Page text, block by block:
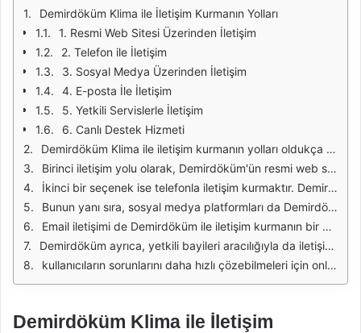
Demirdöküm Klima ile İletişim Kurmanın Yolları
1. Resmi Web Sitesi Üzerinden İletişim
2. Telefon ile İletişim
3. Sosyal Medya Üzerinden İletişim
4. E-posta İle İletişim
5. Yetkili Servislerle İletişim
6. Canlı Destek Hizmeti
Demirdöküm Klima ile iletişim kurmanın yolları oldukça çeşitlidir. Müşterilerin ihtiyaçlarına hızlı ve etkin bir şekilde karşılık vermek için farklı iletişim kanalları sunulmaktadır. Bu kanallar sayesinde kullanıcılar, ürünlerle ilgili sorularını sorabilir, teknik destek alabilir veya ürün siparişi verebilirler. Her bir iletişim yolu, farklı bir kitleye hitap etmekte ve müşterilerin beklentilerini karşılamaktadır.
Birinci iletişim yolu olarak, Demirdöküm'ün resmi web sitesi öne çıkmaktadır. Web sitesinde, ürünler hakkında detaylı bilgilere ulaşabilir, sıkça sorulan sorular bölümünden merak ettiğiniz konulara yanıt bulabilirsiniz. Ayrıca, web sitesi üzerinden müşteri hizmetleriyle iletişim kurma imkanı da bulunmaktadır. Bu, kullanıcıların anında bilgi almasını sağlayarak memnuniyeti artırmaktadır.
İkinci bir seçenek ise telefonla iletişim kurmaktır. Demirdöküm, müşteri hizmetleri için belirli bir telefon numarası sunmakta ve bu numara üzerinden destek sağlamaktadır. Telefonla iletişim, acil durumlarda hızlı yanıt almak isteyen kullanıcılar için oldukça faydalıdır. Müşteri temsilcileri, profesyonel bir yaklaşımla sorunları çözmekte ve kullanıcıların ihtiyaçlarını anlamaya çalışmaktadır.
Bunun yanı sıra, sosyal medya platformları da Demirdöküm ile iletişim kurmanın önemli bir yoludur. Şirket, Facebook, Instagram ve Twitter gibi popüler sosyal medya hesapları aracılığıyla takipçileriyle etkileşimde bulunmaktadır. Bu platformlar üzerinden kullanıcılar, ürünlerle ilgili paylaşımlar yapabilir, sorularını iletebilir ve kampanyalardan haberdar olabilirler. Sosyal medya, markanın daha geniş kitlelere ulaşmasına yardımcı olmaktadır.
Email iletişimi de Demirdöküm ile iletişim kurmanın bir diğer yoludur. Müşteriler, belirlenen email adreslerine taleplerini veya sorunlarını iletebilirler. Email yoluyla yapılan iletişim, detaylı bilgi vermek isteyen kullanıcılar için idealdir. Cevapların genellikle kısa sürede gelmesi, kullanıcıların memnuniyetini artırmaktadır.
Demirdöküm ayrıca, yetkili bayileri aracılığıyla da iletişim kanalları sunmaktadır. Kullanıcılar, bulundukları bölgedeki yetkili bayilere giderek ürünler hakkında bilgi alabilir, satın alma işlemlerini gerçekleştirebilir veya teknik destek talep edebilirler. Bu yerel iletişim kanalı, kullanıcıların ürünleri yerinde görerek karar vermelerine olanak tanımaktadır.
kullanıcıların sorunlarını daha hızlı çözebilmeleri için online destek hizmetleri de mevcuttur. Demirdöküm'ün web sitesinde bulunan canlı destek seçeneği, kullanıcıların anlık olarak müşteri temsilcileriyle iletişim kurarak sorunlarını iletebilmelerini sağlamaktadır. Böylece, bekleme süresi minimuma indirilmektedir. Bu çeşitlilik, Demirdöküm'ün müşteri memnuniyetini ön planda tuttuğunu göstermektedir.
Demirdöküm Klima ile İletişim